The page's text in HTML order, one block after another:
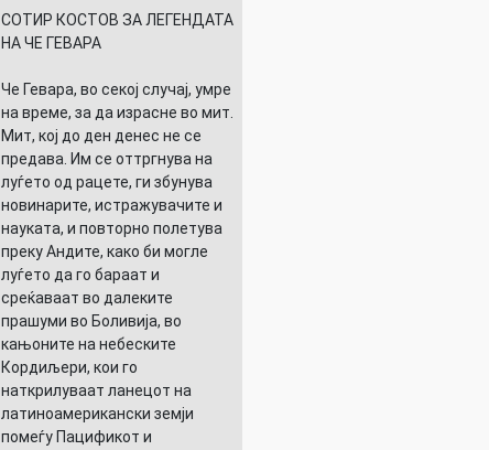
СОТИР КОСТОВ ЗА ЛЕГЕНДАТА
НА ЧЕ ГЕВАРА
Че Гевара, во секој случај, умре
на време, за да израсне во мит.
Мит, кој до ден денес не се
предава. Им се оттргнува на
луѓето од рацете, ги збунува
новинарите, истражувачите и
науката, и повторно полетува
преку Андите, како би могле
луѓето да го бараат и
среќаваат во далеките
прашуми во Боливија, во
кањоните на небеските
Кордиљери, кои го
наткрилуваат ланецот на
латиноамерикански земји
помеѓу Пацификот и